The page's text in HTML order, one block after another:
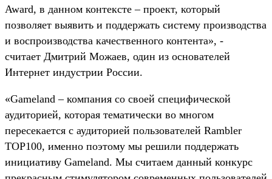
Award, в данном контексте – проект, который
позволяет выявить и поддержать систему производства
и воспроизводства качественного контента», -
считает Дмитрий Можаев, один из основателей
Интернет индустрии России.
«Gameland – компания со своей специфической
аудиторией, которая тематически во многом
пересекается с аудиторией пользователей Rambler
TOP100, именно поэтому мы решили поддержать
инициативу Gameland. Мы считаем данный конкурс